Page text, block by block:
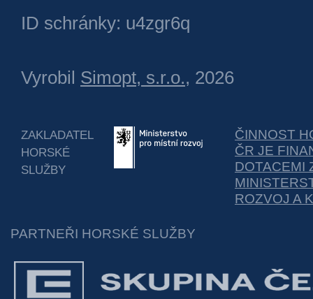
ID schránky: u4zgr6q
Vyrobil Simopt, s.r.o., 2026
ZAKLADATEL
HORSKÉ
SLUŽBY
ČINNOST
ČR JE
DOTACEMI
ROZVOJ A
PARTNEŘI HORSKÉ SLUŽBY